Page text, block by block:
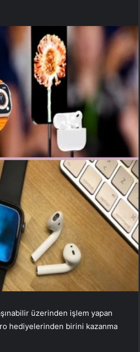
üzerinden işlem yapan
hediyelerinden birini kazanma